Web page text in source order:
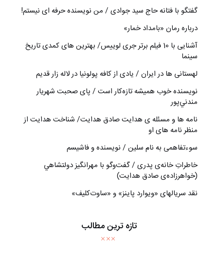
گفتگو با فتانه حاج سید جوادی / من نویسنده حرفه ای نیستم!
درباره رمان «بامداد خمار»
آشنایی با 10 فیلم برتر جری لوییس/ بهترین های کمدی تاریخ
سینما
لهستانی ها در ایران / یادی از کافه پولونیا در لاله زار قدیم
نويسنده خوب هميشه تازه‌كار است / پای صحبت شهريار
مندني‌پور
نامه ها و مسئله ی هدایت صادق هدایت/ شناخت هدایت از
منظر نامه های او
سوءتفاهمی به نام سلین / نویسنده و فاشیسم
خاطراتِ خانه‌ی پدری / گفت‌وگو با مهرانگيز دولتشاهي
(خواهرزاده‌ی صادق هدايت)
نقد سریالهای «ویوارد پاینز» و «ساوت‌کلیف»
تازه ترین مطالب